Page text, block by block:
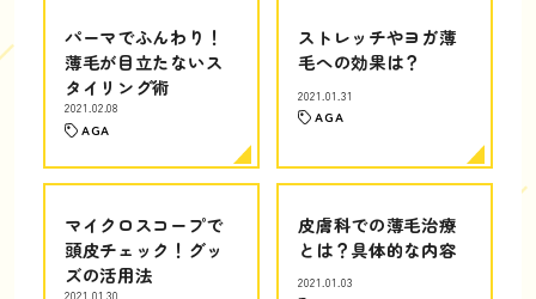
パーマでふんわり！
薄毛が目立たないス
タイリング術
2021.02.08
AGA
ストレッチやヨガ薄
毛への効果は？
2021.01.31
AGA
マイクロスコープで
頭皮チェック！グッ
ズの活用法
2021.01.30
皮膚科での薄毛治療
とは？具体的な内容
2021.01.03